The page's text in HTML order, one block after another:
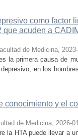
como factor
que acuden a
de Medicina,
la primera causa de
en los
conocimiento y el
de Medicina, 2026-
la HTA puede llevar a